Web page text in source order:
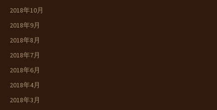
2018年10月
2018年9月
2018年8月
2018年7月
2018年6月
2018年4月
2018年3月